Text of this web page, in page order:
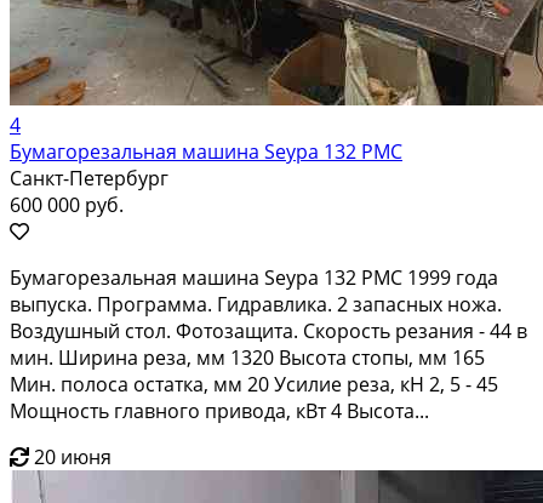
4
Бумагорезальная машина Seypa 132 PMC
Санкт-Петербург
600 000 руб.
Бумагорезальная машина Seypa 132 PMC 1999 года
выпуска. Программа. Гидравлика. 2 запасных ножа.
Воздушный стол. Фотозащита. Скорость резания - 44 в
мин. Ширина реза, мм 1320 Высота стопы, мм 165
Мин. полоса остатка, мм 20 Усилие реза, кН 2, 5 - 45
Мощность главного привода, кВт 4 Высота...
20 июня